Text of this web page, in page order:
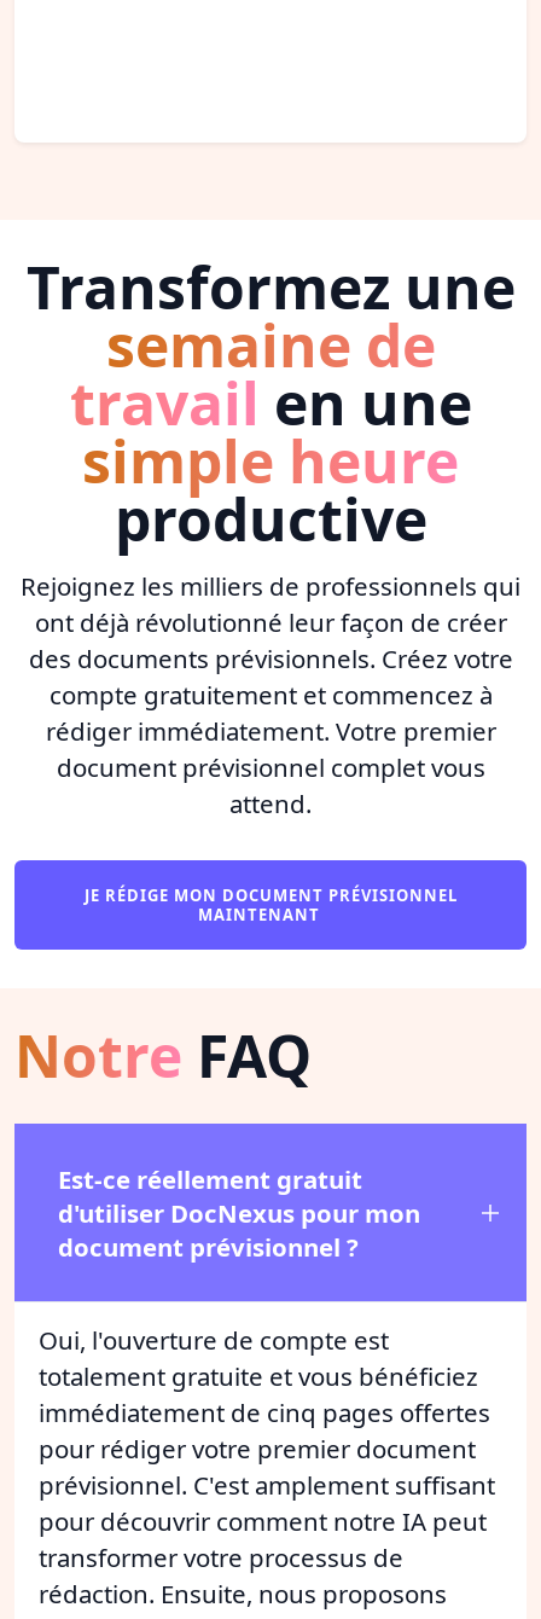
Transformez une
semaine de
travail en une
simple heure
productive
Rejoignez les milliers de professionnels qui
ont déjà révolutionné leur façon de créer
des documents prévisionnels. Créez votre
compte gratuitement et commencez à
rédiger immédiatement. Votre premier
document prévisionnel complet vous
attend.
JE RÉDIGE MON DOCUMENT PRÉVISIONNEL
MAINTENANT
Notre FAQ
Est-ce réellement gratuit
d'utiliser DocNexus pour mon
document prévisionnel ?
Oui, l'ouverture de compte est
totalement gratuite et vous bénéficiez
immédiatement de cinq pages offertes
pour rédiger votre premier document
prévisionnel. C'est amplement suffisant
pour découvrir comment notre IA peut
transformer votre processus de
rédaction. Ensuite, nous proposons